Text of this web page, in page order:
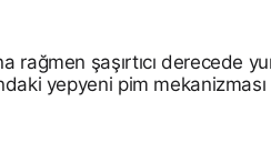
rağmen şaşırtıcı derecede
yepyeni pim